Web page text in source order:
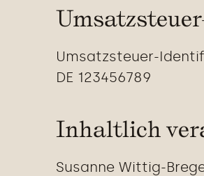
Umsatzsteuer-
DE 123456789
Inhaltlich
Susanne Wittig-